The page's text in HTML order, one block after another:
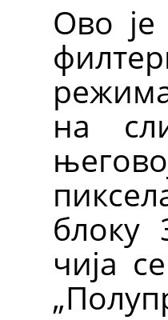
Ово је
на
блоку
чија